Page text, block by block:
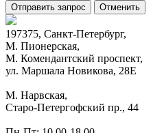
Отправить запрос Отменить
197375, Санкт-Петербург,
М. Пионерская,
М. Комендантский проспект,
ул. Маршала Новикова, 28Е
М. Нарвская,
Старо-Петергофский пр., 44